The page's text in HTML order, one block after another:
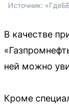
Источник:
В качестве
ней можно
Кроме